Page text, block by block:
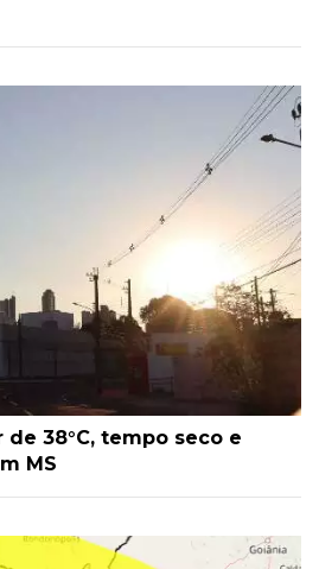
38°C, tempo seco e
MS